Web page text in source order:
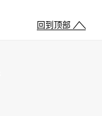
回到顶部